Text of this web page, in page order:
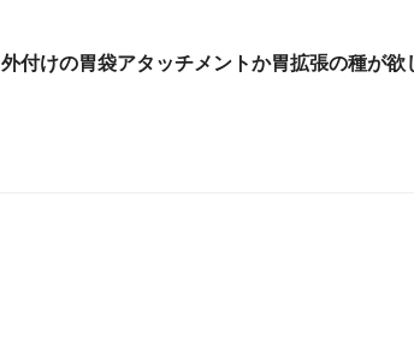
外付けの胃袋アタッチメントか胃拡張の種が欲